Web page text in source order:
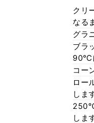
クリ
なる
グラ
ブラ
90℃
コー
ロー
しま
250℃
しま